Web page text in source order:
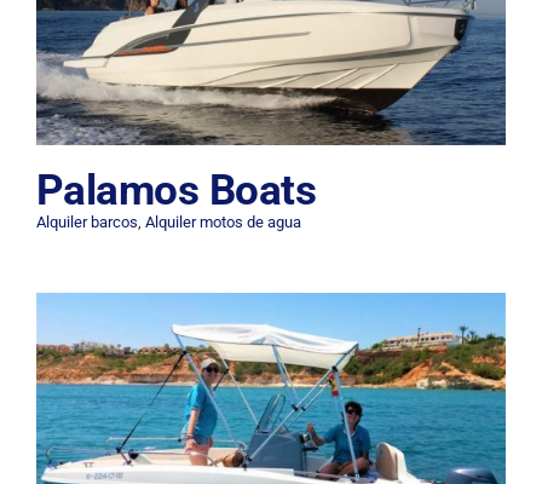
Palamos Boats
Alquiler barcos Alquiler motos de agua